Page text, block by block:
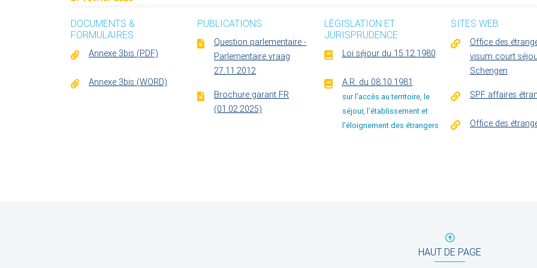
DOCUMENTS &
FORMULAIRES
Annexe 3bis (PDF)
Annexe 3bis (WORD)
PUBLICATIONS
Question parlementaire -
Parlementaire vraag
27.11.2012
Brochure garant FR
(01.02.2025)
LÉGISLATION ET
JURISPRUDENCE
Loi séjour du 15.12.1980
A.R. du 08.10.1981
sur l'accès au territoire, le
séjour, l'établissement et
l'éloignement des étrangers
SITES WEB
Office des
visum court
Schengen
SPF affaires
Office des
HAUT DE PAGE